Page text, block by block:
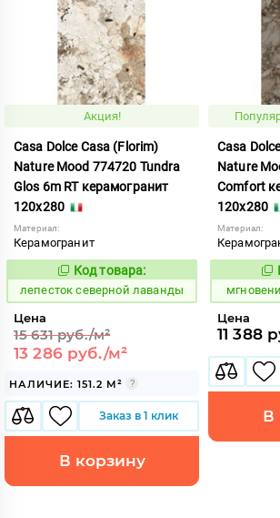
Акция!
Casa Dolce Casa (Florim)
Nature Mood 774720 Tundra
Glos 6m RT керамогранит
120x280
Материал:
Керамогранит
869916
Код товара:
лепесток северной лаванды
Цена
15 631 руб./м²
13 286 руб./м²
НАЛИЧИЕ: 151.2 М²
Заказ в 1 клик
В корзину
Casa
Nature
Comfort
120x280
Материал:
Цена
11 388
В